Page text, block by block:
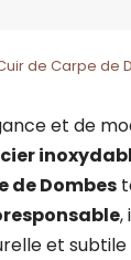
de Carpe de
et de
de Dombes
,
et